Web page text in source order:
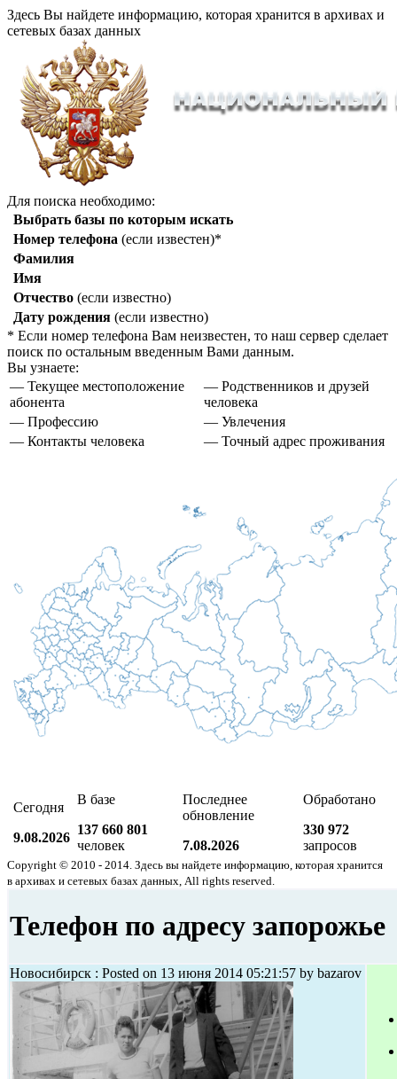
Здесь Вы найдете информацию, которая хранится в архивах и
сетевых базах данных
Для поиска необходимо:
Выбрать базы по которым искать
Номер телефона (если известен)*
Фамилия
Имя
Отчество (если известно)
Дату рождения (если известно)
* Если номер телефона Вам неизвестен, то наш сервер сделает
поиск по остальным введенным Вами данным.
Вы узнаете:
— Текущее местоположение
абонента
— Родственников и друзей
человека
— Профессию
— Увлечения
— Контакты человека
— Точный адрес проживания
Сегодня
9.08.2026
В базе
137 660 801
человек
Последнее
обновление
7.08.2026
Обработано
330 972
запросов
Copyright © 2010 - 2014. Здесь вы найдете информацию, которая хранится
в архивах и сетевых базах данных, All rights reserved.
Телефон по адресу запорожье
Новосибирск : Posted on 13 июня 2014 05:21:57 by bazarov